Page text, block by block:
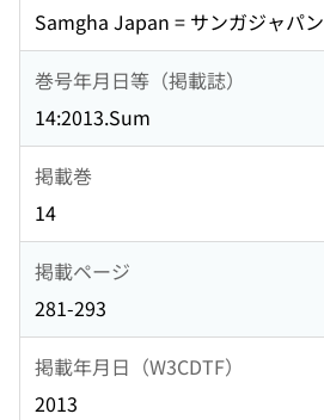
Samgha Japan = サンガジャパン
巻号年月日等（掲載誌）
14:2013.Sum
掲載巻
14
掲載ページ
281-293
掲載年月日（W3CDTF）
2013